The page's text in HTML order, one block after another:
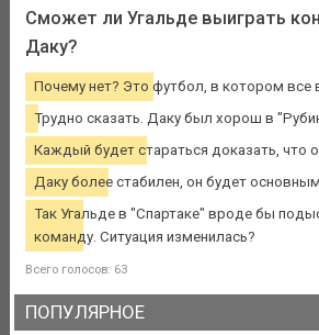
Сможет ли Угальде выиграть
Даку?
Почему нет? Это футбол, в котором
Трудно сказать. Даку был хорош в
Каждый будет стараться доказать, что
Даку более стабилен, он будет
Так Угальде в "Спартаке" вроде бы
команду. Ситуация изменилась?
Всего голосов: 63
ПОПУЛЯРНОЕ